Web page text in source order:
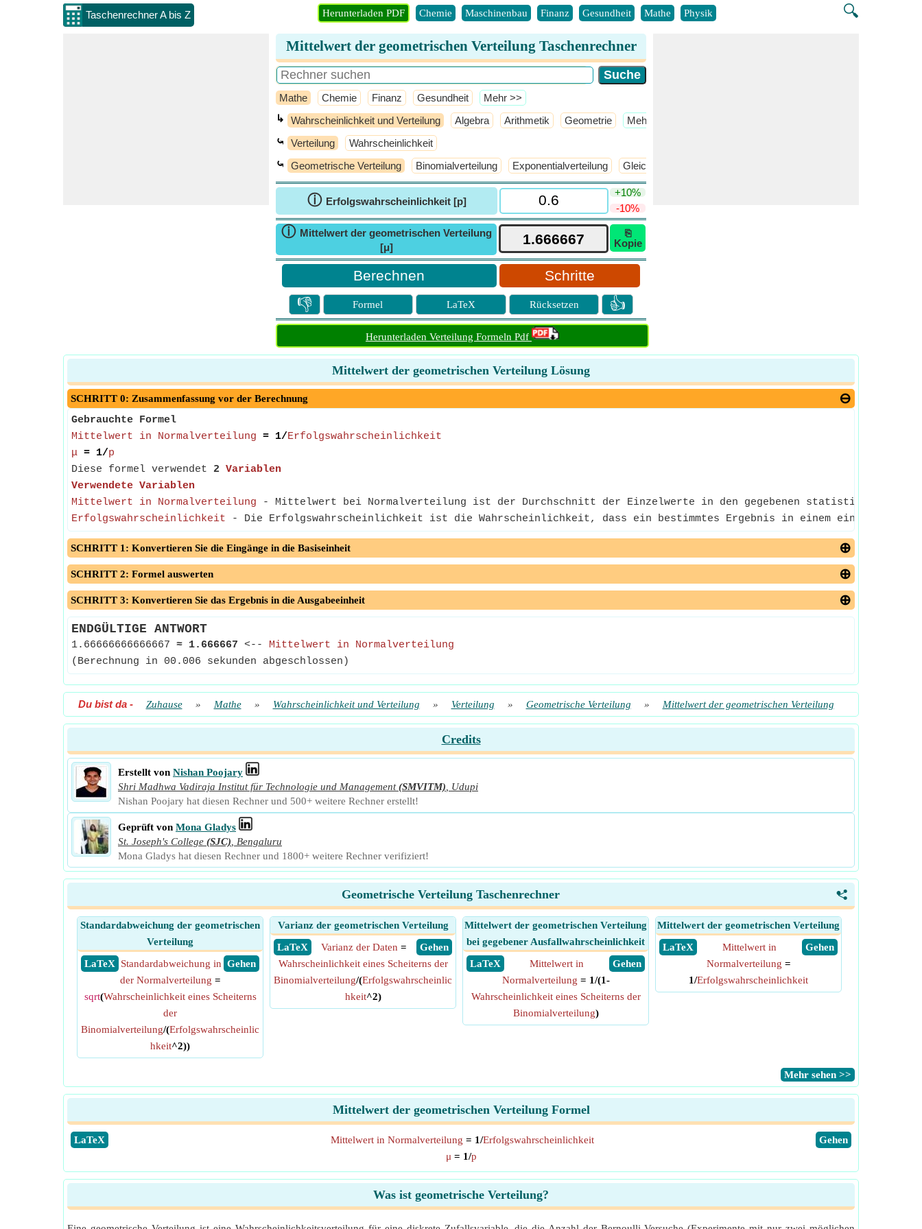
Taschenrechner A bis Z 🔍
Herunterladen PDF Chemie Maschinenbau Finanz Gesundheit Mathe Physik
Mittelwert der geometrischen Verteilung Taschenrechner
Mathe Chemie Finanz Gesundheit ​Mehr >>
↳ Wahrscheinlichkeit und Verteilung Algebra Arithmetik Geometrie ​Mehr >>
⤿ Verteilung Wahrscheinlichkeit
⤿ Geometrische Verteilung Binomialverteilung Exponentialverteilung Gleichmäßige Verteilung
ⓘ Erfolgswahrscheinlichkeit [p]
+10%
-10%
ⓘ Mittelwert der geometrischen Verteilung
[μ]
⎘
Kopie
Schritte
👎 Formel LaTeX Rücksetzen 👍
Herunterladen Verteilung Formeln Pdf
Mittelwert der geometrischen Verteilung Lösung
SCHRITT 0: Zusammenfassung vor der Berechnung
Gebrauchte Formel
Mittelwert in Normalverteilung = 1/Erfolgswahrscheinlichkeit
μ = 1/p
Diese formel verwendet 2 Variablen
Verwendete Variablen
Mittelwert in Normalverteilung - Mittelwert bei Normalverteilung ist der Durchschnitt der Einzelwerte in den gegebenen statistischen
Erfolgswahrscheinlichkeit - Die Erfolgswahrscheinlichkeit ist die Wahrscheinlichkeit, dass ein bestimmtes Ergebnis in einem einzelnen
SCHRITT 1: Konvertieren Sie die Eingänge in die Basiseinheit
SCHRITT 2: Formel auswerten
SCHRITT 3: Konvertieren Sie das Ergebnis in die Ausgabeeinheit
ENDGÜLTIGE ANTWORT
1.66666666666667 ≈ 1.666667 <-- Mittelwert in Normalverteilung
(Berechnung in 00.006 sekunden abgeschlossen)
Du bist da- Zuhause » Mathe » Wahrscheinlichkeit und Verteilung » Verteilung » Geometrische Verteilung » Mittelwert der geometrischen Verteilung
Credits
Erstellt von Nishan Poojary
Shri Madhwa Vadiraja Institut für Technologie und Management (SMVITM)
Udupi
Nishan Poojary hat diesen Rechner und 500+ weitere Rechner erstellt!
Geprüft von Mona Gladys
St. Joseph's College (SJC)
Bengaluru
Mona Gladys hat diesen Rechner und 1800+ weitere Rechner verifiziert!
<
Geometrische Verteilung Taschenrechner
Standardabweichung der geometrischen
Verteilung
​ LaTeX
​ Gehen
Standardabweichung in
der Normalverteilung =
sqrt(Wahrscheinlichkeit eines Scheiterns
der
Binomialverteilung/(Erfolgswahrscheinlic
hkeit^2))
Varianz der geometrischen Verteilung
​ LaTeX
​ Gehen
Varianz der Daten =
Wahrscheinlichkeit eines Scheiterns der
Binomialverteilung/(Erfolgswahrscheinlic
hkeit^2)
Mittelwert der geometrischen Verteilung
bei gegebener Ausfallwahrscheinlichkeit
​ LaTeX
​ Gehen
Mittelwert in
Normalverteilung = 1/(1-
Wahrscheinlichkeit eines Scheiterns der
Binomialverteilung)
Mittelwert der geometrischen Verteilung
​ LaTeX
​ Gehen
Mittelwert in
Normalverteilung =
1/Erfolgswahrscheinlichkeit
​Mehr sehen >>
Mittelwert der geometrischen Verteilung Formel
​LaTeX ​Gehen
Mittelwert in Normalverteilung = 1/Erfolgswahrscheinlichkeit
μ = 1/p
Was ist geometrische Verteilung?